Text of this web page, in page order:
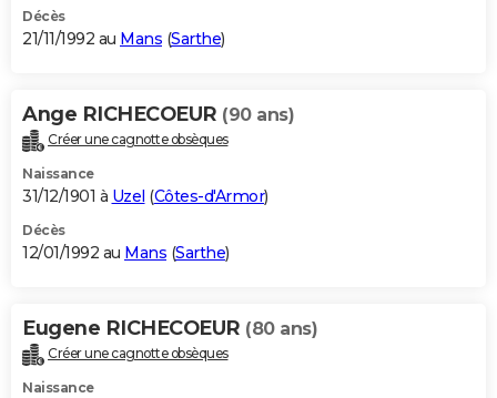
Décès
21/11/1992 au Mans (Sarthe)
Ange RICHECOEUR (90 ans)
Créer une cagnotte obsèques
Naissance
31/12/1901 à Uzel (Côtes-d'Armor)
Décès
12/01/1992 au Mans (Sarthe)
Eugene RICHECOEUR (80 ans)
Créer une cagnotte obsèques
Naissance